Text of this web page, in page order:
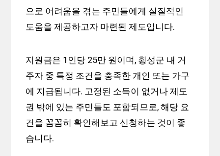
으로 어려움을 겪는 주민들에게 실질적인
도움을 제공하고자 마련된 제도입니다.
지원금은 1인당 25만 원이며, 횡성군 내 거
주자 중 특정 조건을 충족한 개인 또는 가구
에 지급됩니다. 고정된 소득이 없거나 제도
권 밖에 있는 주민들도 포함되므로, 해당 요
건을 꼼꼼히 확인해보고 신청하는 것이 좋
습니다.